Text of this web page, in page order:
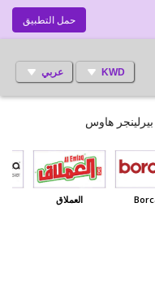
حمل التطبيق
KWD عربي
بيرلينجر هاوس
العملاق